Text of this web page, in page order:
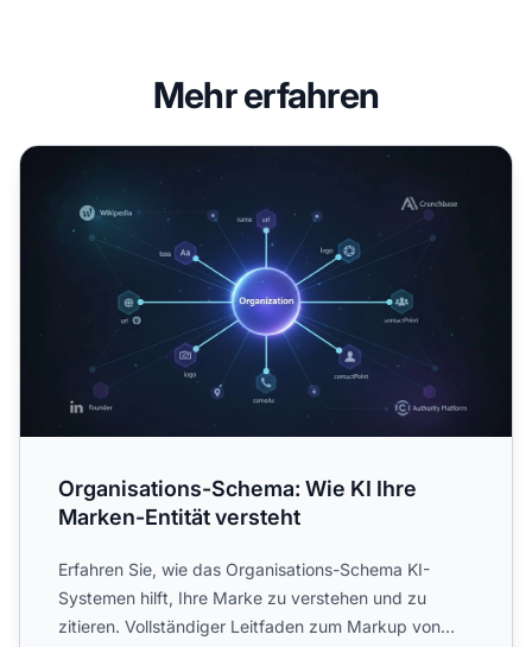
Mehr erfahren
Organisations-Schema: Wie KI Ihre Marken-Entität
Organisations-Schema: Wie KI Ihre
Marken-Entität versteht
Erfahren Sie, wie das Organisations-Schema KI-
Systemen hilft, Ihre Marke zu verstehen und zu
zitieren. Vollständiger Leitfaden zum Markup von